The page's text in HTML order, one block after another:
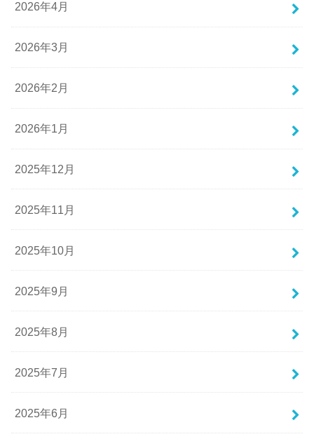
2026年4月
2026年3月
2026年2月
2026年1月
2025年12月
2025年11月
2025年10月
2025年9月
2025年8月
2025年7月
2025年6月